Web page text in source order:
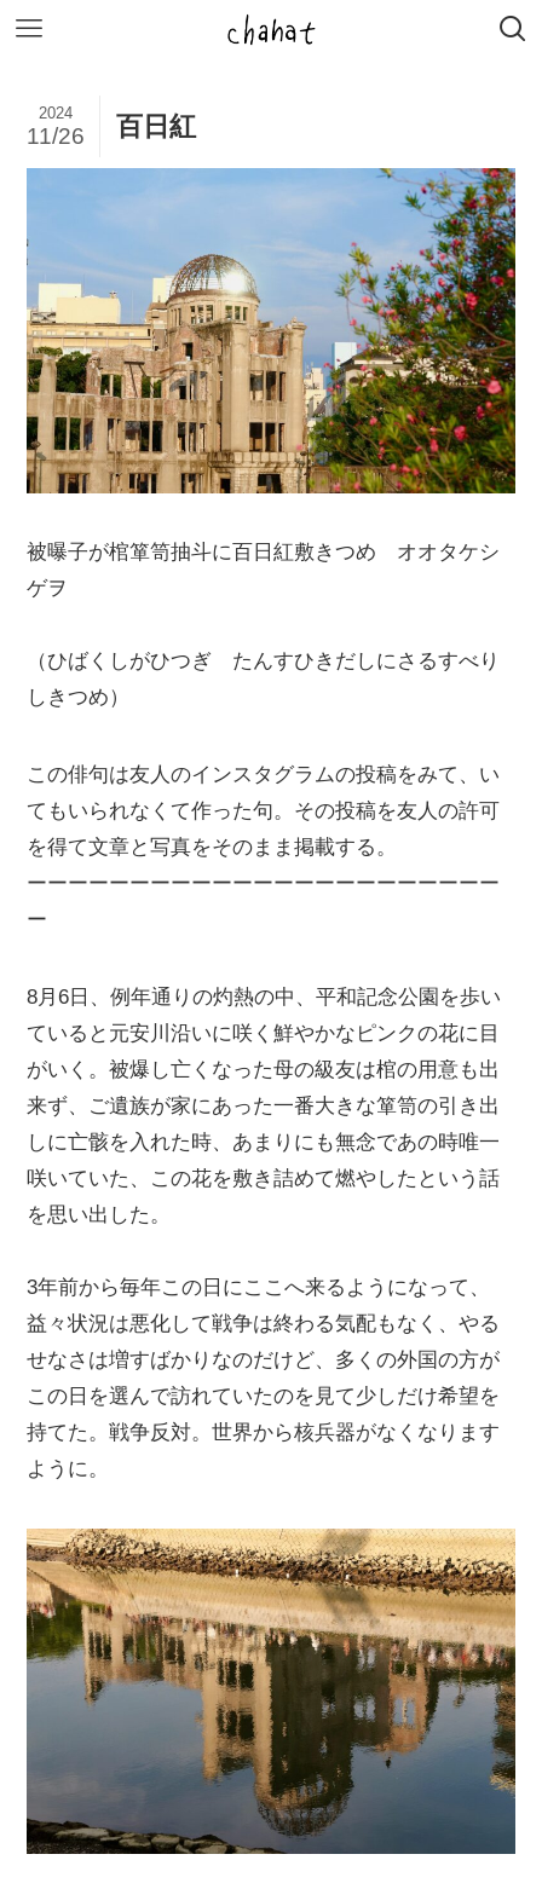
百日紅
2024
11/26
被曝子が棺箪笥抽斗に百日紅敷きつめ オオタケシ
ゲヲ
（ひばくしがひつぎ たんすひきだしにさるすべり
しきつめ）
この俳句は友人のインスタグラムの投稿をみて、い
てもいられなくて作った句。その投稿を友人の許可
を得て文章と写真をそのまま掲載する。
ーーーーーーーーーーーーーーーーーーーーーーー
ー
8月6日、例年通りの灼熱の中、平和記念公園を歩い
ていると元安川沿いに咲く鮮やかなピンクの花に目
がいく。被爆し亡くなった母の級友は棺の用意も出
来ず、ご遺族が家にあった一番大きな箪笥の引き出
しに亡骸を入れた時、あまりにも無念であの時唯一
咲いていた、この花を敷き詰めて燃やしたという話
を思い出した。
3年前から毎年この日にここへ来るようになって、
益々状況は悪化して戦争は終わる気配もなく、やる
せなさは増すばかりなのだけど、多くの外国の方が
この日を選んで訪れていたのを見て少しだけ希望を
持てた。戦争反対。世界から核兵器がなくなります
ように。